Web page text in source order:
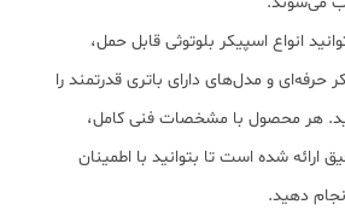
انواع اسپیکر بلوتوثی قابل حمل،
و مدل‌های دارای باتری قدرتمند را
هر محصول با مشخصات فنی کامل،
ارائه شده است تا بتوانید با اطمینان
دهید.